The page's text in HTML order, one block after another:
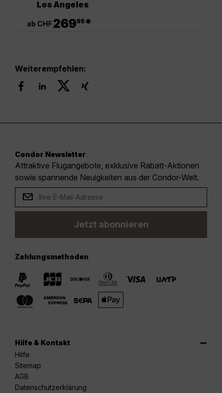
Los Angeles
ab CHF26995*
Weiterempfehlen:
Condor Newsletter
Attraktive Flugangebote, exklusive Rabatt-Aktionen
sowie spannende Neuigkeiten aus der Condor-Welt.
Jetzt abonnieren
Zahlungsmethoden
Hilfe & Kontakt
Hilfe
Sitemap
AGB
Datenschutzerklärung